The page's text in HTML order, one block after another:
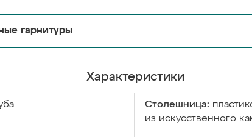
гарнитуры
Характеристики
Столешница:
из искусственного